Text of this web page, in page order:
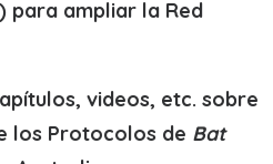
para ampliar la Red
videos, etc. sobre
los Protocolos de Bat